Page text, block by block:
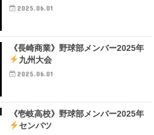
2025.06.01
《長崎商業》野球部メンバー2025年
九州大会
2025.06.01
《壱岐高校》野球部メンバー2025年
センバツ